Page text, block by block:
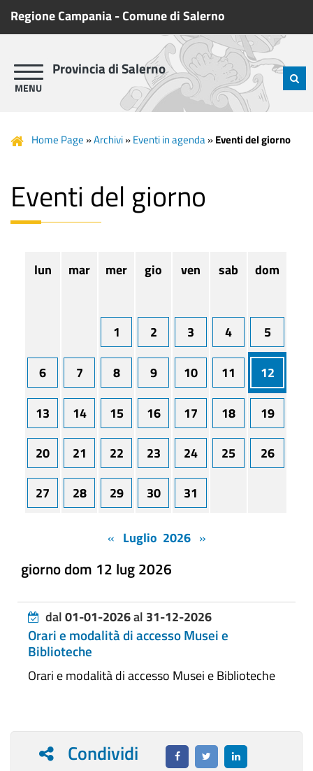
Regione Campania-Comune di Salerno
Provincia di Salerno
Home Page »Archivi»Eventi in agenda»Eventi del giorno
Eventi del giorno
lun mar mer gio ven sab dom
1 2 3 4 5
6 7 8 9 10 11 12
13 14 15 16 17 18 19
20 21 22 23 24 25 26
27 28 29 30 31
« Luglio 2026 »
giorno dom 12 lug 2026
dal01-01-2026al 31-12-2026
Orari e modalità di accesso Musei e
Biblioteche
Orari e modalità di accesso Musei e Biblioteche
Condividi